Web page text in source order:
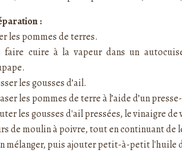
:
les pommes de terres.
faire cuire à la vapeur dans un
les gousses d’ail.
les pommes de terre à l’aide d’un
les gousses d'ail pressées, le vinaigre
de moulin à poivre, tout en continuant de
mélanger, puis ajouter petit-à-petit l'huile